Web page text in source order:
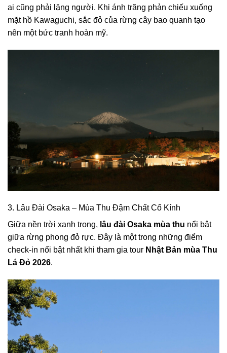
ai cũng phải lặng người. Khi ánh trăng phản chiếu xuống
mặt hồ Kawaguchi, sắc đỏ của rừng cây bao quanh tạo
nên một bức tranh hoàn mỹ.
3. Lâu Đài Osaka – Mùa Thu Đậm Chất Cổ Kính
Giữa nền trời xanh trong, lâu đài Osaka mùa thu nổi bật
giữa rừng phong đỏ rực. Đây là một trong những điểm
check-in nổi bật nhất khi tham gia tour Nhật Bản mùa Thu
Lá Đỏ 2026.